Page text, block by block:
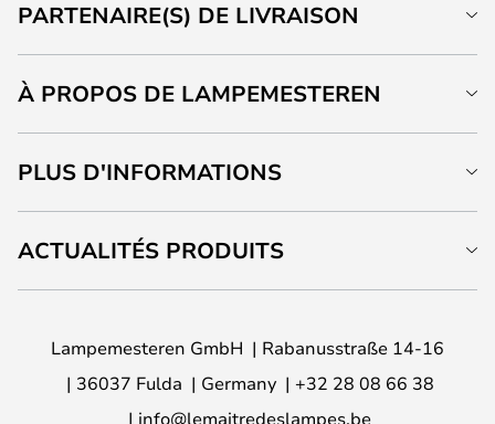
PARTENAIRE(S) DE LIVRAISON
À PROPOS DE LAMPEMESTEREN
PLUS D'INFORMATIONS
ACTUALITÉS PRODUITS
Lampemesteren GmbH
Rabanusstraße 14-16
36037 Fulda
Germany
+32 28 08 66 38
info@lemaitredeslampes.be